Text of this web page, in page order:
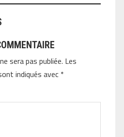
sera pas publiée. Les
indiqués avec *